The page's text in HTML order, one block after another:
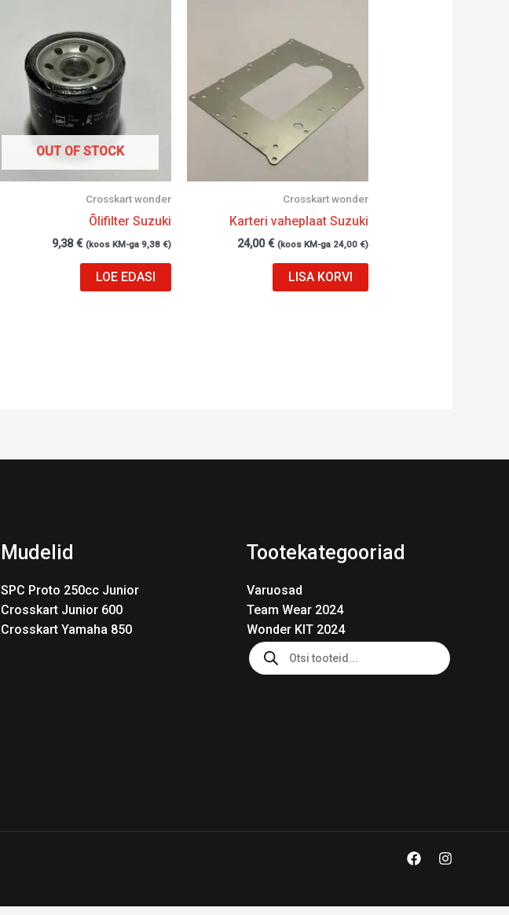
OUT OF STOCK
Crosskart wonder
Õlifilter Suzuki
9,38€ (koos KM-ga 9,38 €)
LOE EDASI
Crosskart wonder
Karteri vaheplaat Suzuki
24,00€ (koos KM-ga 24,00€)
LISA KORVI
Mudelid
SPC Proto 250cc Junior
Crosskart Junior 600
Crosskart Yamaha 850
Tootekategooriad
Varuosad
Team Wear 2024
Wonder KIT 2024
Products
search